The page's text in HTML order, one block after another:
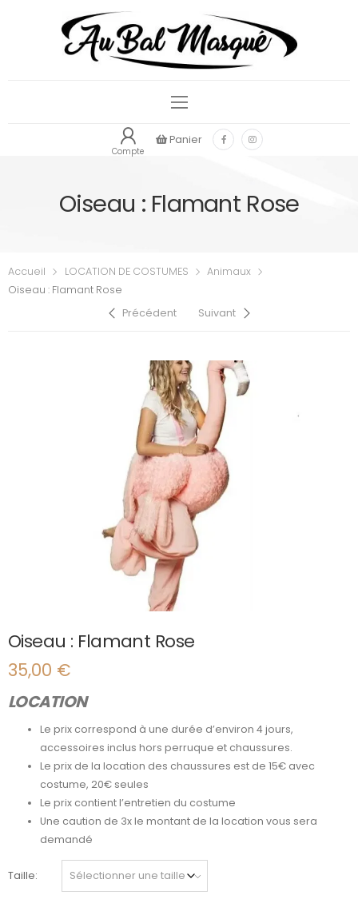
Compte
Panier
Oiseau : Flamant Rose
Accueil LOCATION DE COSTUMES
Animaux
Oiseau : Flamant Rose
Précédent
Suivant
Oiseau : Flamant Rose
35,00 €
LOCATION
Le prix correspond à une durée d’environ 4 jours,
accessoires inclus hors perruque et chaussures.
Le prix de la location des chaussures est de 15€ avec
costume, 20€ seules
Le prix contient l’entretien du costume
Une caution de 3x le montant de la location vous sera
demandé
Taille